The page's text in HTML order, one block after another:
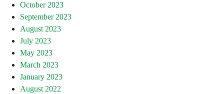
October 2023
September 2023
August 2023
July 2023
May 2023
March 2023
January 2023
August 2022